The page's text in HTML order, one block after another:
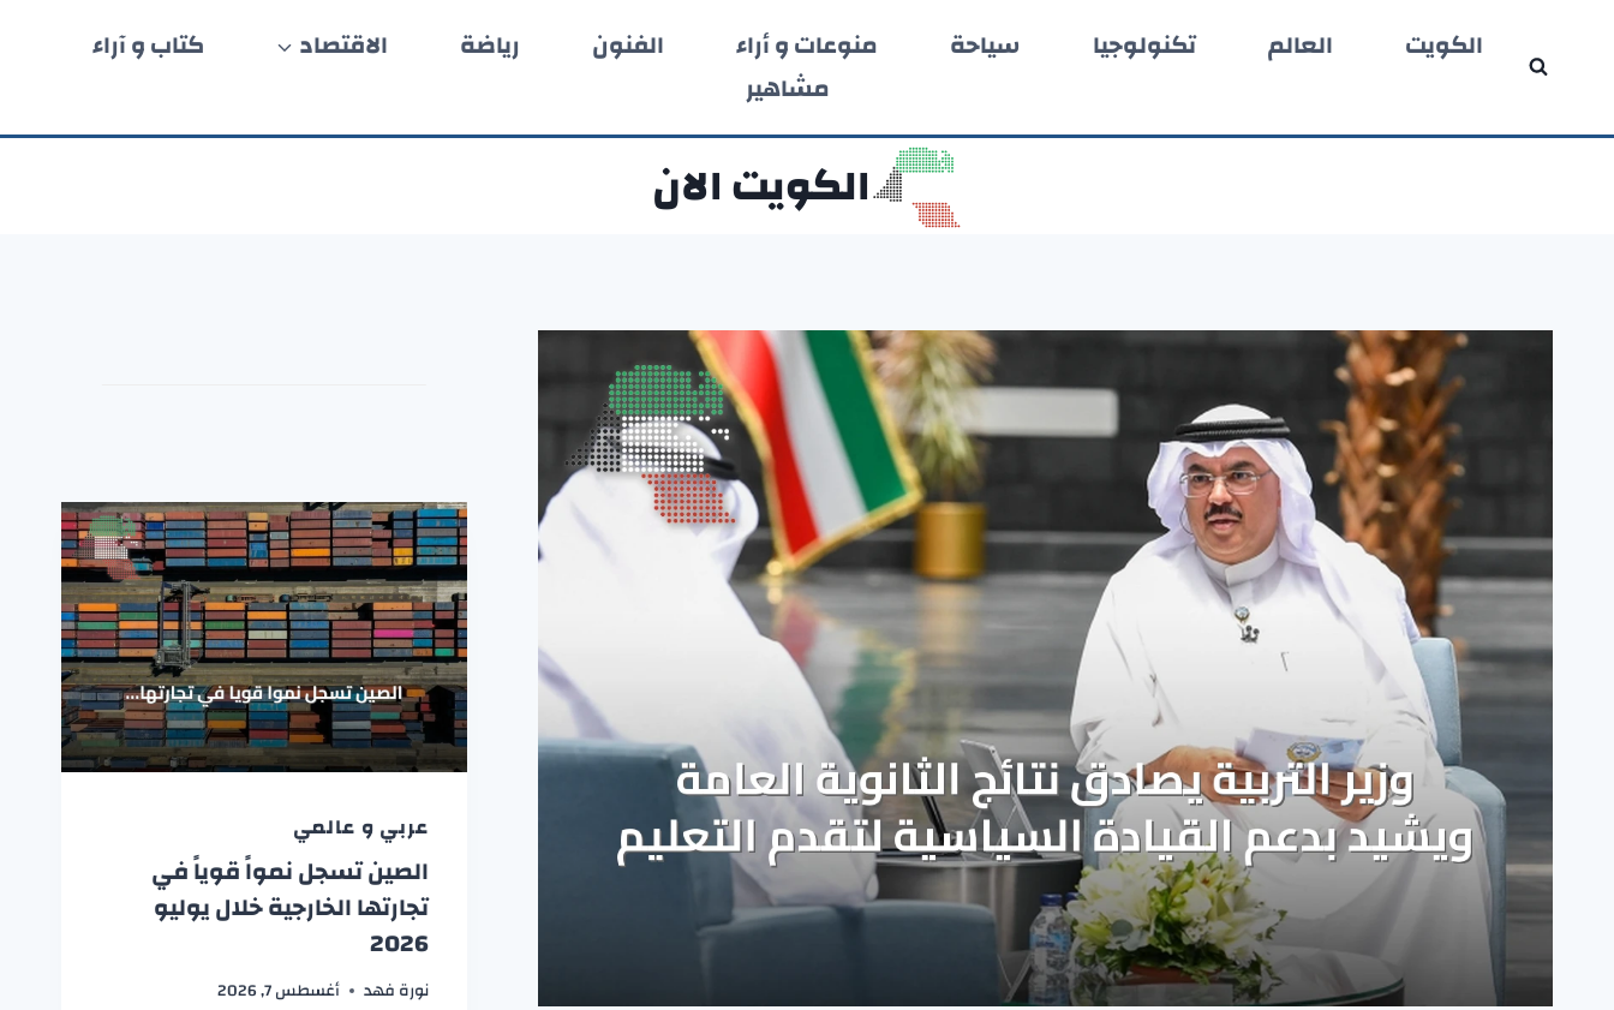
المحتوى
الكويت العالم تكنولوجيا سياحة منوعات و أراء الفنون رياضة الاقتصاد
كتاب و آراء
مشاهير
الكويت الان
عربي و عالمي
الصين تسجل نمواً قوياً في
تجارتها الخارجية خلال يوليو
2026
نورة فهد أغسطس 7, 2026